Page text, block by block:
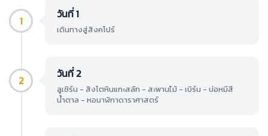
1 วันที่ 1
เดินทางสู่สิงคโปร์
2 วันที่ 2
ลูเซิร์น - สิงโตหินแกะสลัก - สะพานไม้ - เบิร์น - บ่อหมีสี
น้ำตาล - หอนาฬิกาดาราศาสตร์